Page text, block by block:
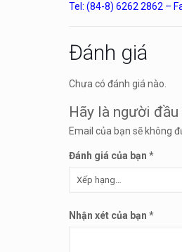
Tel: (84-8) 6262 2862 –
Đánh giá
Chưa có đánh giá nào.
Hãy là người
Email của bạn sẽ không
Đánh giá của bạn *
Nhận xét của bạn *